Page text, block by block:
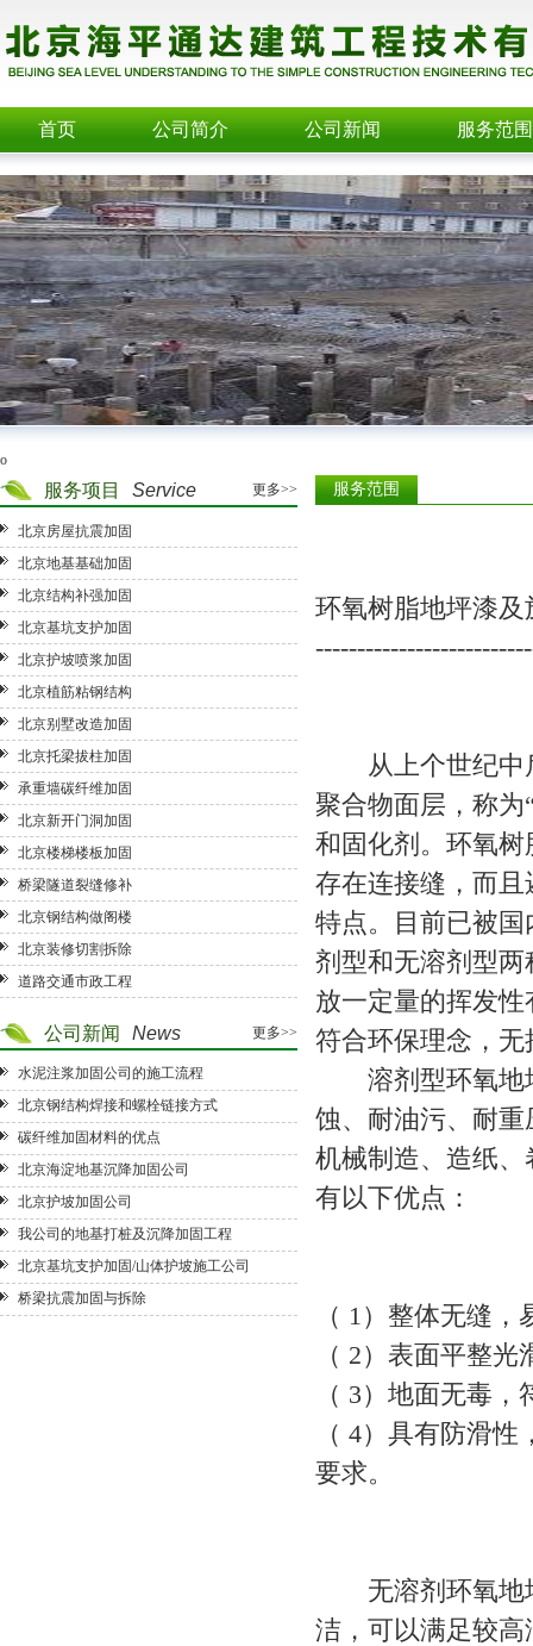
首页 公司简介 公司新闻 服务范围
o
服务项目 Service 更多>>
北京房屋抗震加固
北京地基基础加固
北京结构补强加固
北京基坑支护加固
北京护坡喷浆加固
北京植筋粘钢结构
北京别墅改造加固
北京托梁拔柱加固
承重墙碳纤维加固
北京新开门洞加固
北京楼梯楼板加固
桥梁隧道裂缝修补
北京钢结构做阁楼
北京装修切割拆除
道路交通市政工程
公司新闻 News 更多>>
水泥注浆加固公司的施工流程
北京钢结构焊接和螺栓链接方式
碳纤维加固材料的优点
北京海淀地基沉降加固公司
北京护坡加固公司
我公司的地基打桩及沉降加固工程
北京基坑支护加固/山体护坡施工公司
桥梁抗震加固与拆除
服务范围
环氧树脂地坪漆
从上个世纪中后
聚合物面层，称为
和固化剂。环氧
存在连接缝，而
特点。目前已被
剂型和无溶剂型
放一定量的挥发
符合环保理念，
溶剂型环氧地坪
蚀、耐油污、耐
机械制造、造纸
有以下优点：
（ 1）整体无缝
（ 2）表面平整
（ 3）地面无毒
（ 4）具有防滑
要求。
无溶剂环氧地坪
洁，可以满足较